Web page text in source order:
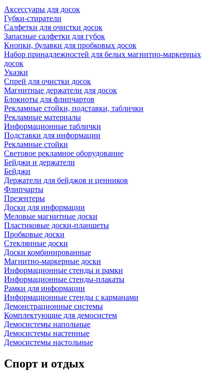
Аксессуары для досок
Губки-стиратели
Салфетки для очистки досок
Запасные салфетки для губок
Кнопки, булавки для пробковых досок
Набор принадлежностей для белых магнитно-маркерных
досок
Указки
Спрей для очистки досок
Магнитные держатели для досок
Блокноты для флипчартов
Рекламные стойки, подставки, таблички
Рекламные материалы
Информационные таблички
Подставки для информации
Рекламные стойки
Световое рекламное оборудование
Бейджи и держатели
Бейджи
Держатели для бейджов и ценников
Флипчарты
Презентеры
Доски для информации
Меловые магнитные доски
Пластиковые доски-планшеты
Пробковые доски
Стеклянные доски
Доски комбинированные
Магнитно-маркерные доски
Информационные стенды и рамки
Информационные стенды-плакаты
Рамки для информации
Информационные стенды с карманами
Демонстрационные системы
Комплектующие для демосистем
Демосистемы напольные
Демосистемы настенные
Демосистемы настольные
Спорт и отдых